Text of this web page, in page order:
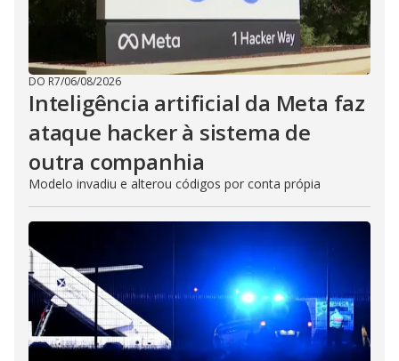
DO R7/06/08/2026
Inteligência artificial da Meta faz
ataque hacker à sistema de
outra companhia
Modelo invadiu e alterou códigos por conta própia